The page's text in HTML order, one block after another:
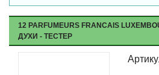
12 PARFUMEURS FRANCAIS
ДУХИ - ТЕСТЕР